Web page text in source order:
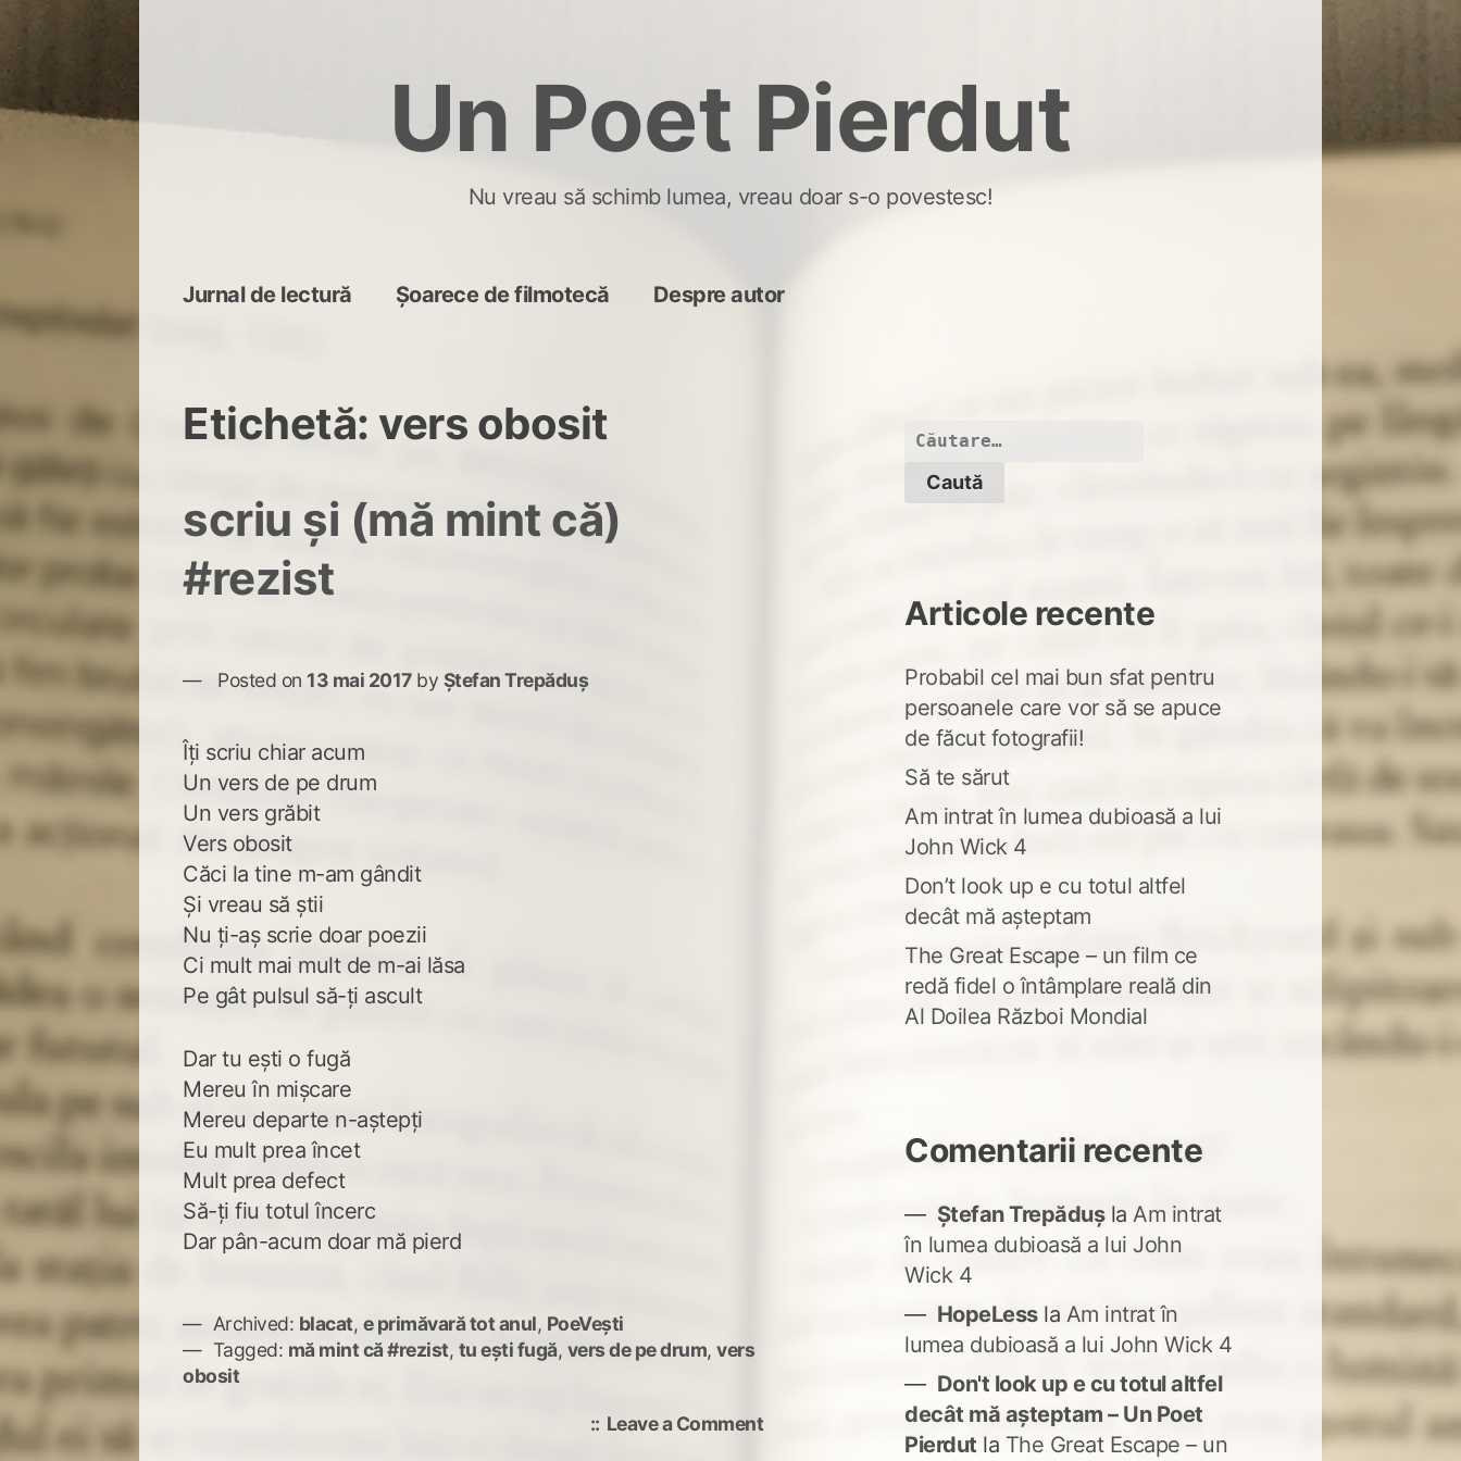
Un Poet Pierdut
Nu vreau să schimb lumea, vreau doar s-o povestesc!
Jurnal de lectură Șoarece de filmotecă Despre autor
Etichetă:vers obosit
scriu și (mă mint că)
#rezist
Posted on 13 mai 2017by Ștefan Trepăduș
Îți scriu chiar acum
Un vers de pe drum
Un vers grăbit
Vers obosit
Căci la tine m-am gândit
Și vreau să știi
Nu ți-aș scrie doar poezii
Ci mult mai mult de m-ai lăsa
Pe gât pulsul să-ți ascult
Dar tu ești o fugă
Mereu în mișcare
Mereu departe n-aștepți
Eu mult prea încet
Mult prea defect
Să-ți fiu totul încerc
Dar pân-acum doar mă pierd
Archived: blacat, e primăvară tot anul, PoeVești
Tagged: mă mint că #rezist, tu ești fugă, vers de pe drum,vers
obosit
Leave a Commenton
Caută
Articole recente
Probabil cel mai bun sfat pentru
persoanele care vor să se apuce
de făcut fotografii!
Să te sărut
Am intrat în lumea dubioasă a lui
John Wick 4
Don’t look up e cu totul altfel
decât mă așteptam
The Great Escape – un film ce
redă fidel o întâmplare reală din
Al Doilea Război Mondial
Comentarii recente
Ștefan Trepădușla Am intrat
în lumea dubioasă a lui John
Wick 4
HopeLessla Am intrat în
lumea dubioasă a lui John Wick 4
Don't look up e cu totul altfel
decât mă așteptam – Un Poet
Pierdut la The Great Escape – un